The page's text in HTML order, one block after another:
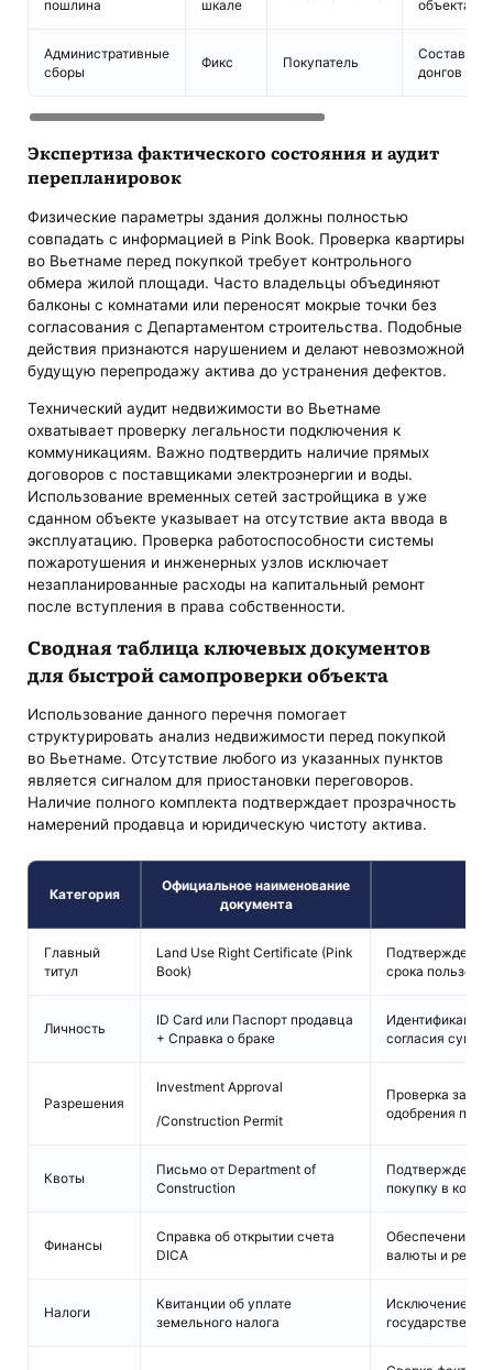
пошлина шкале объекта
Административные
сборы
Фикс Покупатель
донгов за
Экспертиза фактического состояния и аудит
перепланировок
Физические параметры здания должны полностью
совпадать с информацией в Pink Book. Проверка квартиры
во Вьетнаме перед покупкой требует контрольного
обмера жилой площади. Часто владельцы объединяют
балконы с комнатами или переносят мокрые точки без
согласования с Департаментом строительства. Подобные
действия признаются нарушением и делают невозможной
будущую перепродажу актива до устранения дефектов.
Технический аудит недвижимости во Вьетнаме
охватывает проверку легальности подключения к
коммуникациям. Важно подтвердить наличие прямых
договоров с поставщиками электроэнергии и воды.
Использование временных сетей застройщика в уже
сданном объекте указывает на отсутствие акта ввода в
эксплуатацию. Проверка работоспособности системы
пожаротушения и инженерных узлов исключает
незапланированные расходы на капитальный ремонт
после вступления в права собственности.
Сводная таблица ключевых документов
для быстрой самопроверки объекта
Использование данного перечня помогает
структурировать анализ недвижимости перед покупкой
во Вьетнаме. Отсутствие любого из указанных пунктов
является сигналом для приостановки переговоров.
Наличие полного комплекта подтверждает прозрачность
намерений продавца и юридическую чистоту актива.
Категория
Официальное наименование
документа
Главный
титул
Land Use Right Certificate (Pink
Book)
Подтверждение
срока
Личность
ID Card или Паспорт продавца
+ Справка о браке
Идентификация
согласия
Разрешения
Investment Approval
/Construction Permit
Проверка
одобрения
Квоты
Письмо от Department of
Construction
Подтверждение
покупку в
Финансы
Справка об открытии счета
DICA
Обеспечение
валюты и
Налоги
Квитанции об уплате
земельного налога
Исключение